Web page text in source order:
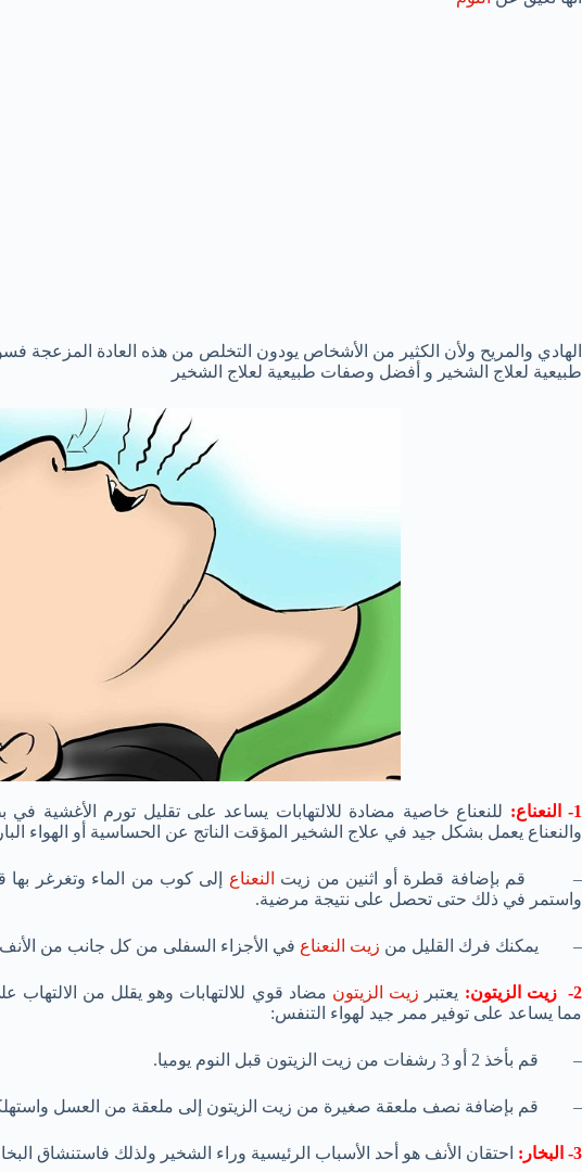
الهادي والمريح ولأن الكثير من الأشخاص يودون التخلص من هذه العادة
طبيعية لعلاج الشخير و أفضل وصفات طبيعية لعلاج الشخير
1- النعناع:
للنعناع خاصية مضادة للالتهابات يساعد على تقليل تورم الأغشية
والنعناع يعمل بشكل جيد في علاج الشخير المؤقت الناتج عن الحساسية أو الهواء
– قم بإضافة قطرة أو اثنين من زيت النعناع إلى كوب من الماء وتغرغر
واستمر في ذلك حتى تحصل على نتيجة مرضية.
– يمكنك فرك القليل من زيت النعناع في الأجزاء السفلى من كل جانب من
2- زيت الزيتون: يعتبر زيت الزيتون مضاد قوي للالتهابات وهو يقلل من الالتهاب
مما يساعد على توفير ممر جيد لهواء التنفس:
– قم بأخذ 2 أو 3 رشفات من زيت الزيتون قبل النوم يوميا.
– قم بإضافة نصف ملعقة صغيرة من زيت الزيتون إلى ملعقة من العسل
3- البخار: احتقان الأنف هو أحد الأسباب الرئيسية وراء الشخير ولذلك فاستنشاق